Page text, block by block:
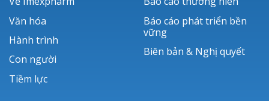
Văn hóa
Hành trình
Con người
Tiềm lực
Báo cáo phát triển bền
vững
Biên bản & Nghị quyết